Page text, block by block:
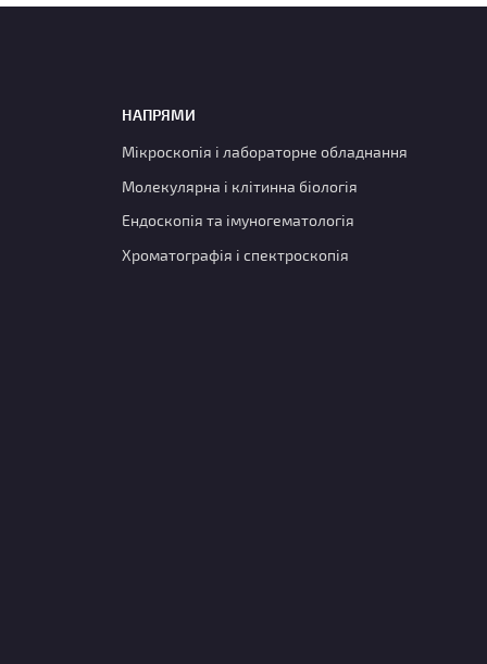
НАПРЯМИ
Мікроскопія і лабораторне обладнання
Молекулярна і клітинна біологія
Ендоскопія та імуногематологія
Хроматографія і спектроскопія